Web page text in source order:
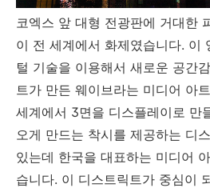
코엑스 앞 대형 전광판에 거대한
이 전 세계에서 화제였습니다. 이
털 기술을 이용해서 새로운 공간
트가 만든 웨이브라는 미디어 아
세계에서 3면을 디스플레이로 만
오게 만드는 착시를 제공하는 디
있는데 한국을 대표하는 미디어
습니다. 이 디스트릭트가 중심이